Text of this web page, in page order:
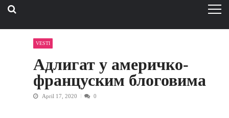
VESTI
Адлигат у америчко-
француским блоговима
April 17, 2020 0